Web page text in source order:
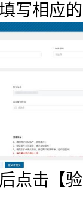
写相应
点击【